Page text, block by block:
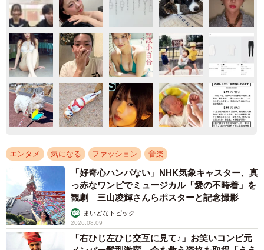
エンタメ 気になる ファッション 音楽
「好奇心ハンパない」NHK気象キャスター、真
っ赤なワンピでミュージカル「愛の不時着」を
観劇 三山凌輝さんらポスターと記念撮影
まいどなトピック
2026.08.09
「右ひじ左ひじ交互に見て♪」お笑いコンビ元